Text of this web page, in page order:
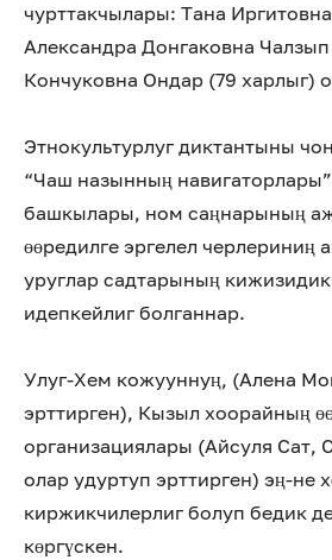
чурттакчылары: Тана
Александра Донгаковна
Кончуковна Ондар (79 харлыг)
Этнокультурлуг диктантыны
“Чаш назынның
башкылары, ном саңнарының
өөредилге эргелел
уруглар садтарының
идепкейлиг болганнар.
Улуг-Хем кожууннуң, (Алена
эрттирген), Кызыл хоорайның
организациялары (Айсуля Сат,
олар удуртуп эрттирген) эң-не
киржикчилерлиг болуп бедик
көргүскен.